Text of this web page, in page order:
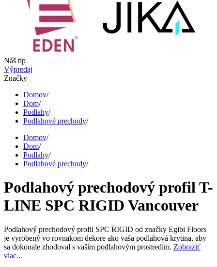
Náš tip
Výpredaj
Značky
Domov/
Dom/
Podlahy/
Podlahové prechody/
Domov/
Dom/
Podlahy/
Podlahové prechody/
Podlahový prechodový profil T-
LINE SPC RIGID Vancouver
Podlahový prechodový profil SPC RIGID od značky Egibi Floors
je vyrobený vo rovnakom dekore ako vaša podlahová krytina, aby
sa dokonale zhodoval s vaším podlahovým prostredím. Zobraziť
viac...